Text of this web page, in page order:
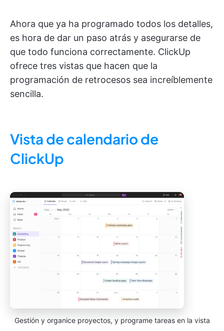
Ahora que ya ha programado todos los detalles,
es hora de dar un paso atrás y asegurarse de
que todo funciona correctamente. ClickUp
ofrece tres vistas que hacen que la
programación de retrocesos sea increíblemente
sencilla.
Vista de calendario de
ClickUp
Gestión y organice proyectos, y programe tareas en la vista